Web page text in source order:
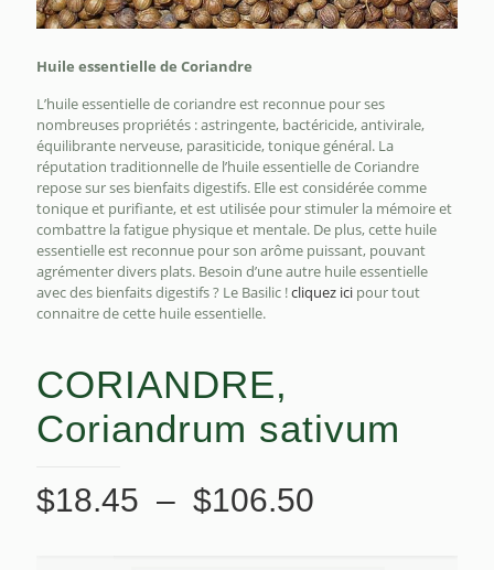
Huile essentielle de Coriandre
L’huile essentielle de coriandre est reconnue pour ses
nombreuses propriétés : astringente, bactéricide, antivirale,
équilibrante nerveuse, parasiticide, tonique général. La
réputation traditionnelle de l’huile essentielle de Coriandre
repose sur ses bienfaits digestifs. Elle est considérée comme
tonique et purifiante, et est utilisée pour stimuler la mémoire et
combattre la fatigue physique et mentale. De plus, cette huile
essentielle est reconnue pour son arôme puissant, pouvant
agrémenter divers plats. Besoin d’une autre huile essentielle
avec des bienfaits digestifs ? Le Basilic !cliquez ici pour tout
connaitre de cette huile essentielle.
CORIANDRE,
Coriandrum sativum
$18.45 – $106.50